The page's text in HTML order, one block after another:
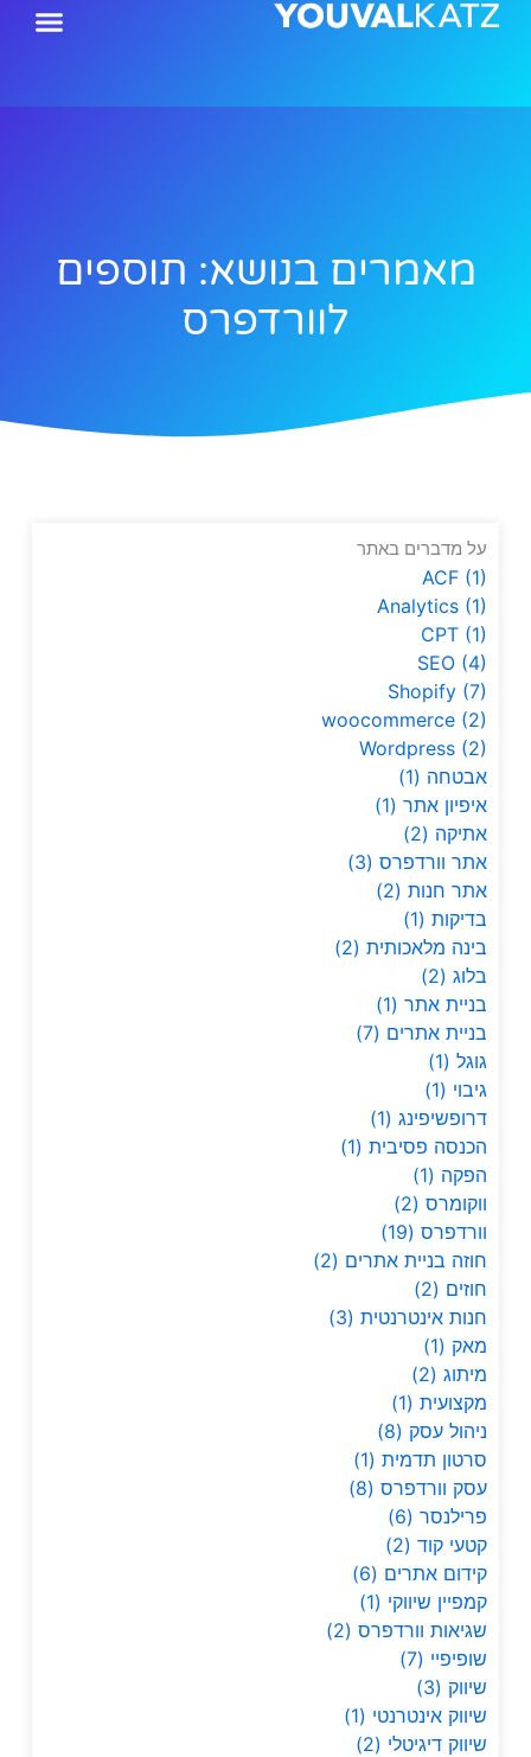
דילוג
מאמרים בנושא: תוספים
לוורדפרס
על מדברים באתר
ACF (1)
Analytics (1)
CPT (1)
SEO (4)
Shopify (7)
woocommerce (2)
Wordpress (2)
אבטחה (1)
איפיון אתר(1)
אתיקה (2)
אתר וורדפרס(3)
אתר חנות(2)
בדיקות(1)
בינה מלאכותית(2)
בלוג(2)
בניית אתר(1)
בניית אתרים (7)
גוגל(1)
גיבוי (1)
דרופשיפינג(1)
הכנסה פסיבית(1)
הפקה (1)
ווקומרס(2)
וורדפרס(19)
חוזה בניית אתרים (2)
חוזים (2)
חנות אינטרנטית(3)
מאק (1)
מיתוג(2)
מקצועית(1)
ניהול עסק (8)
סרטון תדמית(1)
עסק וורדפרס(8)
פרילנסר(6)
קטעי קוד(2)
קידום אתרים (6)
קמפיין שיווקי (1)
שגיאות וורדפרס(2)
שופיפיי (7)
שיווק (3)
שיווק אינטרנטי (1)
שיווק דיגיטלי (2)